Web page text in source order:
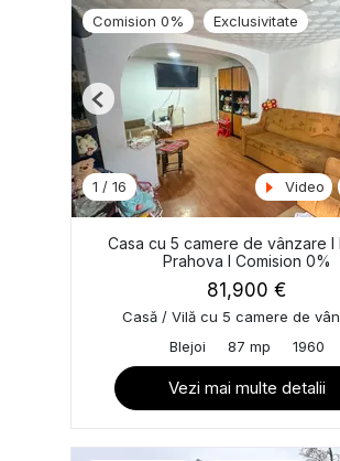
Comision 0% Exclusivitate
1 / 16 Video
Previous
Casa cu 5 camere de vânzare I
Prahova I Comision 0%
81,900 €
Casă / Vilă cu 5 camere de
Blejoi
87 mp 1960
Vezi mai multe detalii